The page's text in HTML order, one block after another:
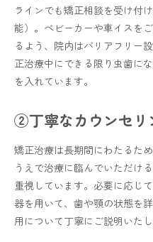
ラインでも矯正相談を受け付
能）。ベビーカーや車イスを
るよう、院内はバリアフリー
正治療中にできる限り虫歯に
を入れています。
②丁寧なカウンセリ
矯正治療は長期間にわたるた
うえで治療に臨んでいただけ
重視しています。必要に応じ
器を用いて、歯や顎の状態を
用について丁寧にご説明いたし